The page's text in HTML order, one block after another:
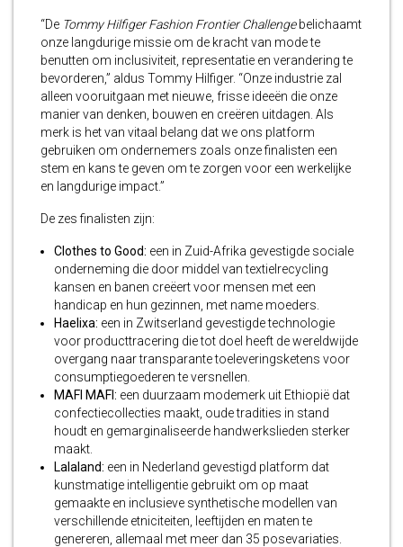
“De Tommy Hilfiger Fashion Frontier Challengebelichaamt
onze langdurige missie om de kracht van mode te
benutten om inclusiviteit, representatie en verandering te
bevorderen,” aldus Tommy Hilfiger. “Onze industrie zal
alleen vooruitgaan met nieuwe, frisse ideeën die onze
manier van denken, bouwen en creëren uitdagen. Als
merk is het van vitaal belang dat we ons platform
gebruiken om ondernemers zoals onze finalisten een
stem en kans te geven om te zorgen voor een werkelijke
en langdurige impact.”
De zes finalisten zijn:
Clothes to Good: een in Zuid-Afrika gevestigde sociale
onderneming die door middel van textielrecycling
kansen en banen creëert voor mensen met een
handicap en hun gezinnen, met name moeders.
Haelixa: een in Zwitserland gevestigde technologie
voor producttracering die tot doel heeft de wereldwijde
overgang naar transparante toeleveringsketens voor
consumptiegoederen te versnellen.
MAFI MAFI: een duurzaam modemerk uit Ethiopië dat
confectiecollecties maakt, oude tradities in stand
houdt en gemarginaliseerde handwerkslieden sterker
maakt.
Lalaland: een in Nederland gevestigd platform dat
kunstmatige intelligentie gebruikt om op maat
gemaakte en inclusieve synthetische modellen van
verschillende etniciteiten, leeftijden en maten te
genereren, allemaal met meer dan 35 posevariaties.